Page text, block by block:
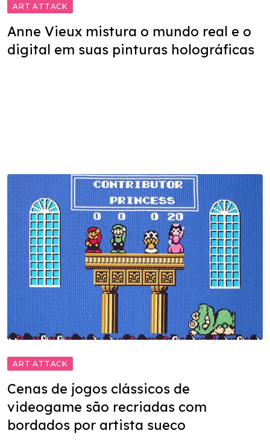
ART ATTACK
Anne Vieux mistura o mundo real e o
digital em suas pinturas holográficas
ART ATTACK
Cenas de jogos clássicos de
videogame são recriadas com
bordados por artista sueco